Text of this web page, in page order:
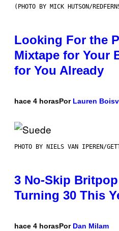
(PHOTO BY MICK HUTSON/
Looking For the
Mixtape for Your
for You Already
hace 4 horasPor Lauren
PHOTO BY NIELS VAN IPEREN/
3 No-Skip
Turning 30 This
hace 4 horasPor Dan Milam